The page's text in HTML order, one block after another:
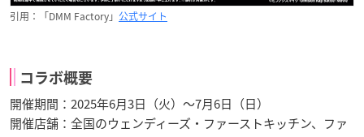
引用：「DMM Factory」 公式サイト
コラボ概要
開催期間：2025年6月3日（火）～7月6日（日）
開催店舗：全国のウェンディーズ・ファーストキッチン、ファ